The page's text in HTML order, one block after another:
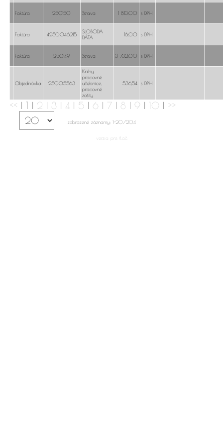
Faktúra 250150 Strava 1 813,00 s DPH
Faktúra 4250046215
SLOBODA
DÁTA
16,00 s DPH
Faktúra 250149 Strava 3 732,00 s DPH
Objednávka 25005563
Knihy,
pracovné
učebnice,
pracovné
zošity
536,54 s DPH
<< | 1 | 2 | 3 | 4 | 5| 6 | 7 | 8 | 9 | 10| >>
zobrazené záznamy: 1-20/204
verzia pre tlač